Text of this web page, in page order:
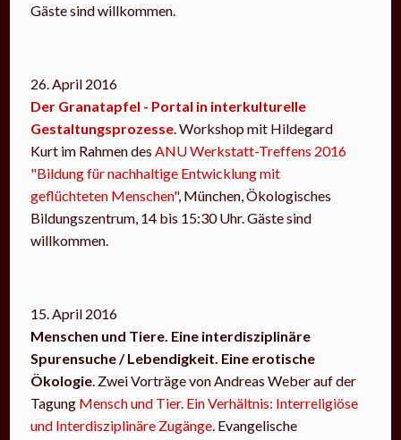
Gäste sind willkommen.
26. April 2016
Der Granatapfel - Portal in interkulturelle
Gestaltungsprozesse . Workshop mit Hildegard
Kurt im Rahmen des ANU Werkstatt-Treffens 2016
"Bildung für nachhaltige Entwicklung mit
geflüchteten Menschen", München, Ökologisches
Bildungszentrum, 14 bis 15:30 Uhr. Gäste sind
willkommen.
15. April 2016
Menschen und Tiere. Eine interdisziplinäre
Spurensuche / Lebendigkeit. Eine erotische
Ökologie . Zwei Vorträge von Andreas Weber auf der
Tagung Mensch und Tier. Ein Verhältnis: Interreligiöse
und Interdisziplinäre Zugänge . Evangelische